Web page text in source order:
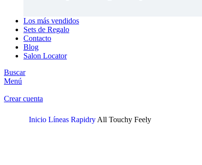
Los más vendidos
Sets de Regalo
Contacto
Blog
Salon Locator
Buscar
Menú
Crear cuenta
Inicio Líneas Rapidry All Touchy Feely